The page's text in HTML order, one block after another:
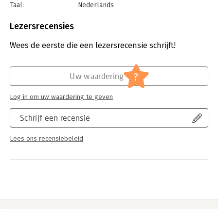
literatuur. Het richt zich voornamelijk tot studenten uit het
wetenschap wordt beschouwd, maar is ook geschikt voor
wiskundekennis.
bespreking van onderwerpen met uitgewerkte voorbeelden. Je
vindt extra illustraties, voorbeelden en opgaven op de
begeleidende website waarop het gebruik van de dynamische
software GeoGebra en het computeralgebrasysteem Maxima
uitvoerig aan bod komt.
Taal:
Nederlands
Aantal pagina's:
Druk:
1
Economie
Lezersrecensies
Wees de eerste die een lezersrecensie schrijft!
Schrijf een recensie
Lees ons recensiebeleid
Uw waardering ?
Log in om uw waardering te geven